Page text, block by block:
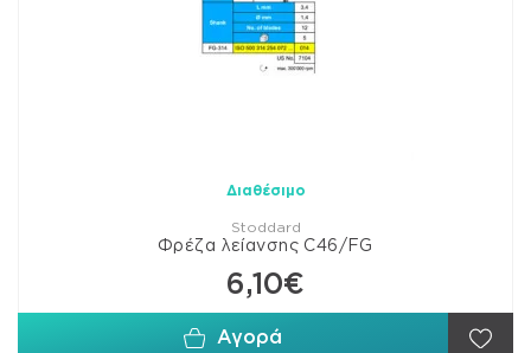
Διαθέσιμο
Stoddard
Φρέζα λείανσης C46/FG
6,10€
Αγορά